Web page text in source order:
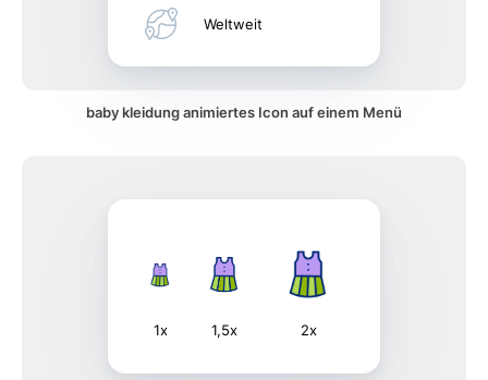
Weltweit
baby kleidung animiertes Icon auf einem Menü
1x 1,5x 2x